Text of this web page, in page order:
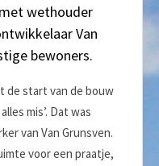
wethouder
Van
bewoners.
de start van de bouw
mis’. Dat was
van Van Grunsven.
voor een praatje,